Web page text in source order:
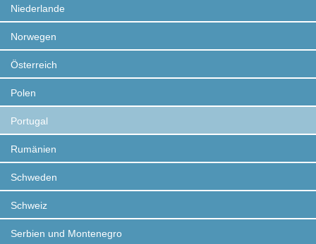
Niederlande
Norwegen
Österreich
Polen
Portugal
Rumänien
Schweden
Schweiz
Serbien und Montenegro